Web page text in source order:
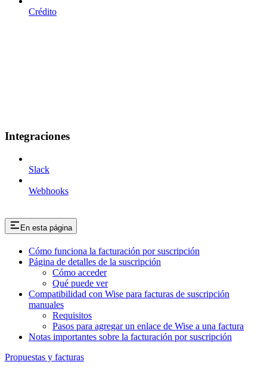
Crédito
Integraciones
Slack
Webhooks
En esta página
Cómo funciona la facturación por suscripción
Página de detalles de la suscripción
Cómo acceder
Qué puede ver
Compatibilidad con Wise para facturas de suscripción
manuales
Requisitos
Pasos para agregar un enlace de Wise a una factura
Notas importantes sobre la facturación por suscripción
Propuestas y facturas